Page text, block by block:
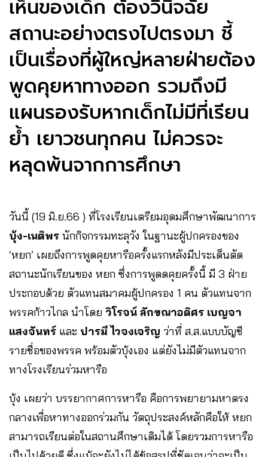
เห็นของเด็ก ต้องวินิจฉัย
สถานะอย่างตรงไปตรงมา ชี้
เป็นเรื่องที่ผู้ใหญ่หลายฝ่ายต้อง
พูดคุยหาทางออก รวมถึงมี
แผนรองรับหากเด็กไม่มีที่เรียน
ย้ำ เยาวชนทุกคน ไม่ควรจะ
หลุดพ้นจากการศึกษา
วันนี้ (19 มิ.ย.66 ) ที่โรงเรียนเตรียมอุดมศึกษาพัฒนาการ
บุ้ง-เนติพร นักกิจกรรมทะลุวัง ในฐานะผู้ปกครองของ
‘หยก’ เผยถึงการพูดคุยหารือครั้งแรกหลังมีประเด็นตัด
สถานะนักเรียนของ หยก ซึ่งการพูดดคุยครั้งนี้ มี 3 ฝ่าย
ประกอบด้วย ตัวแทนสมาคมผู้ปกครอง 1 คน ตัวแทนจาก
พรรคก้าวไกล นำโดย วิโรจน์ ลักขณาอดิศร เบญจา
แสงจันทร์ และ ปารมี ไวจงเจริญ ว่าที่ ส.ส.แบบบัญชี
รายชื่อของพรรค พร้อมตัวบุ้งเอง แต่ยังไม่มีตัวแทนจาก
ทางโรงเรียนร่วมหารือ
บุ้ง เผยว่า บรรยากาศการหารือ คือการพยายามหาตรง
กลางเพื่อหาทางออกร่วมกัน วัตถุประสงค์หลักคือให้ หยก
สามารถเรียนต่อในสถานศึกษาเดิมได้ โดยรวมการหารือ